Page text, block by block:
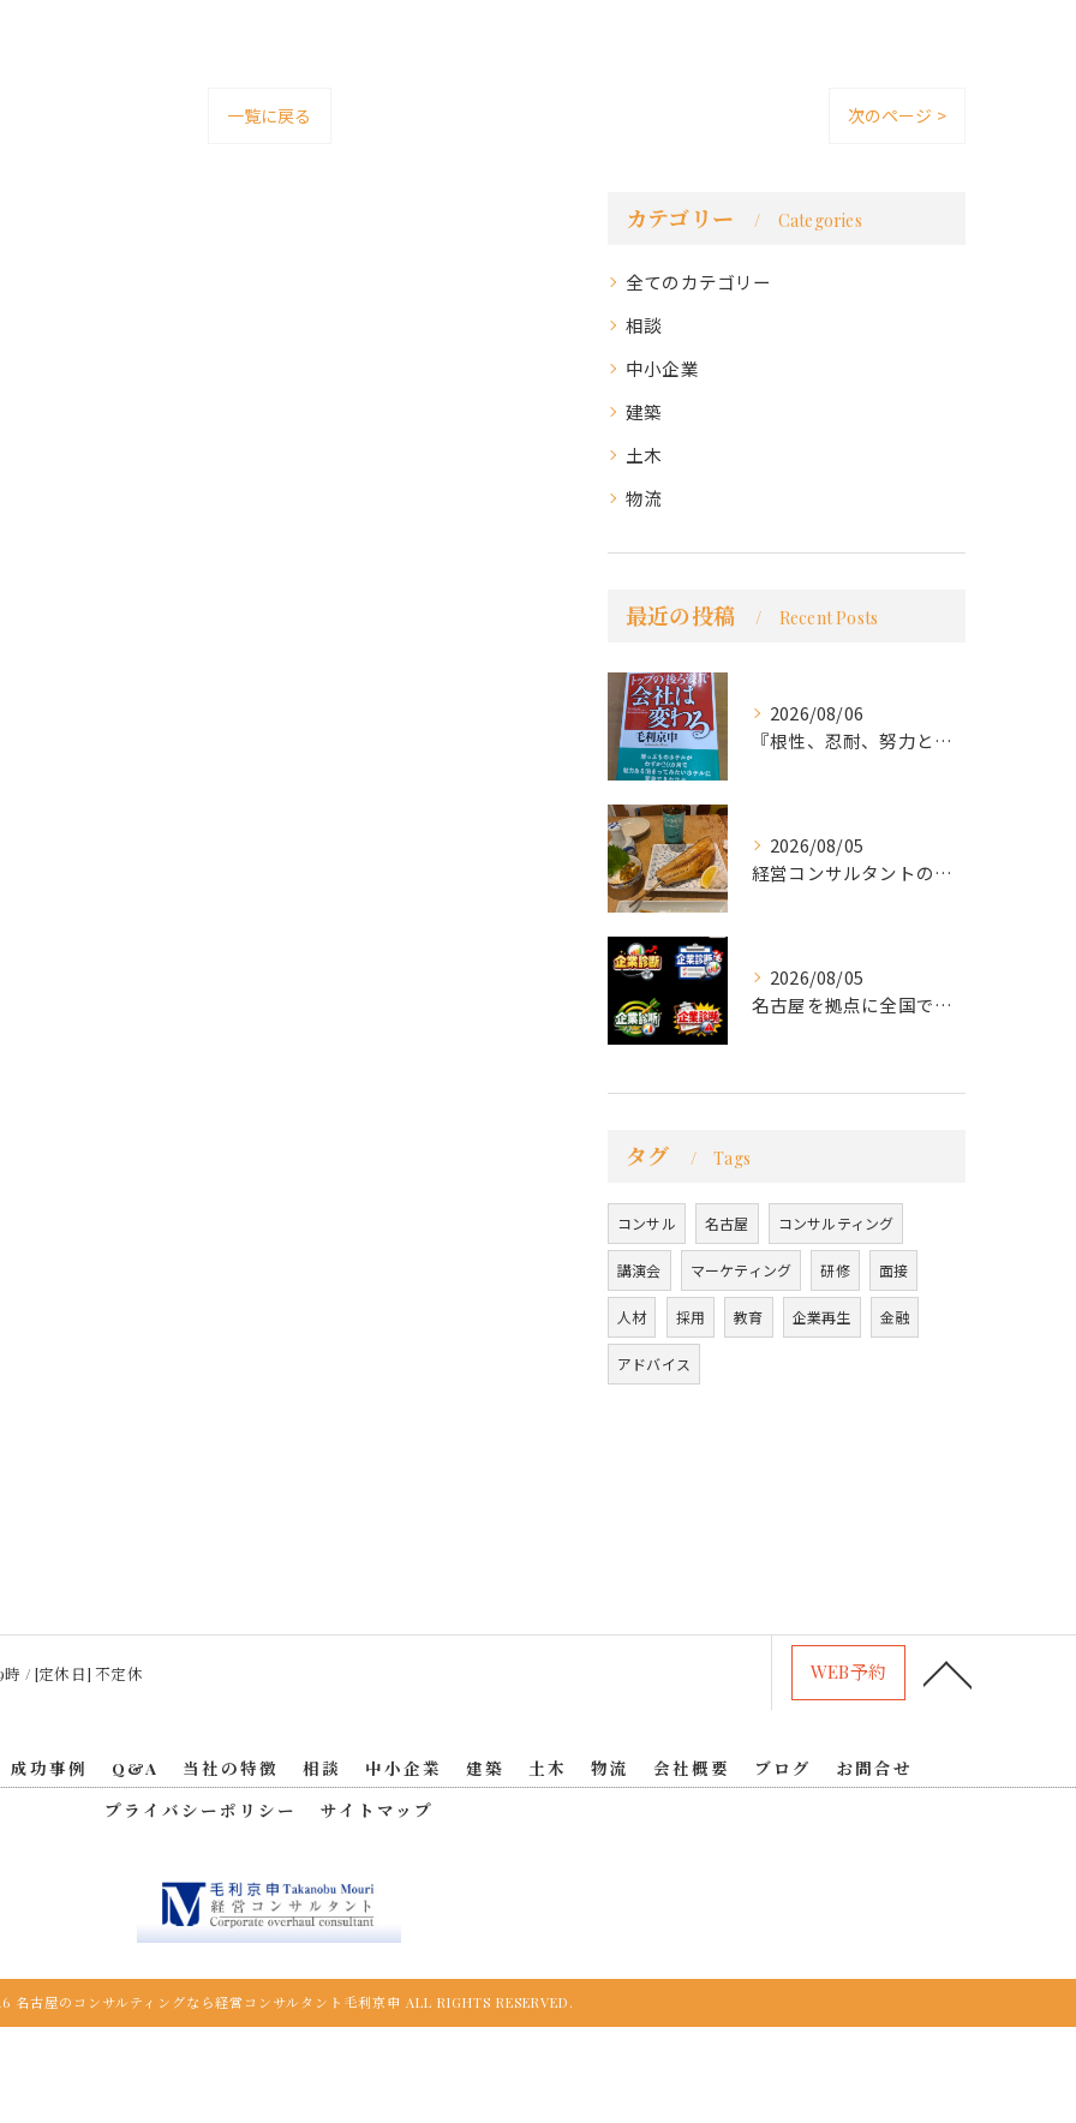
一覧に戻る 次のページ >
カテゴリー Categories
全てのカテゴリー
相談
中小企業
建築
土木
物流
最近の投稿 Recent Posts
2026/08/06
『根性、忍耐、努力という言葉は死語なのか』
2026/08/05
経営コンサルタントのモーちゃん・毛利京申です。
2026/08/05
名古屋を拠点に全国で活動する 経営コンサルタントの 毛利京申...
タグ Tags
コンサル 名古屋 コンサルティング
講演会 マーケティング 研修 面接
人材 採用 教育 企業再生 金融
アドバイス
時 / [定休日] 不定休 WEB予約
成功事例 Q&A 当社の特徴 相談 中小企業 建築 土木 物流 会社概要 ブログ
お問合せ
プライバシーポリシー
サイトマップ
名古屋のコンサルティングなら経営コンサルタント毛利京申 ALL RIGHTS RESERVED.